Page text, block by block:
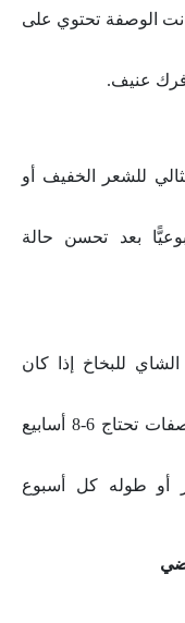
الوصفة تحتوي على
عنيف.
(مثالي للشعر الخفيف أو
بعد تحسن حالة
للبخاخ إذا كان
لا تتوقعي نتائج فورية؛ معظم الوصفات تحتاج 6-8 أسابيع
أو طوله كل أسبوع